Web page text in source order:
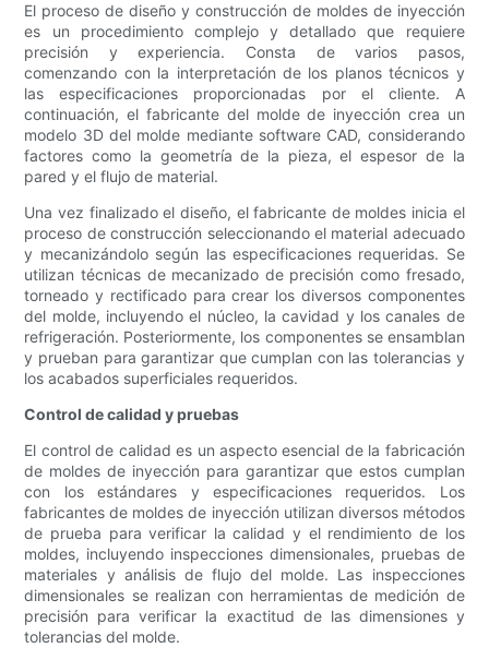
El proceso de diseño y construcción de moldes de inyección
es un procedimiento complejo y detallado que requiere
precisión y experiencia. Consta de varios pasos,
comenzando con la interpretación de los planos técnicos y
las especificaciones proporcionadas por el cliente. A
continuación, el fabricante del molde de inyección crea un
modelo 3D del molde mediante software CAD, considerando
factores como la geometría de la pieza, el espesor de la
pared y el flujo de material.
Una vez finalizado el diseño, el fabricante de moldes inicia el
proceso de construcción seleccionando el material adecuado
y mecanizándolo según las especificaciones requeridas. Se
utilizan técnicas de mecanizado de precisión como fresado,
torneado y rectificado para crear los diversos componentes
del molde, incluyendo el núcleo, la cavidad y los canales de
refrigeración. Posteriormente, los componentes se ensamblan
y prueban para garantizar que cumplan con las tolerancias y
los acabados superficiales requeridos.
Control de calidad y pruebas
El control de calidad es un aspecto esencial de la fabricación
de moldes de inyección para garantizar que estos cumplan
con los estándares y especificaciones requeridos. Los
fabricantes de moldes de inyección utilizan diversos métodos
de prueba para verificar la calidad y el rendimiento de los
moldes, incluyendo inspecciones dimensionales, pruebas de
materiales y análisis de flujo del molde. Las inspecciones
dimensionales se realizan con herramientas de medición de
precisión para verificar la exactitud de las dimensiones y
tolerancias del molde.